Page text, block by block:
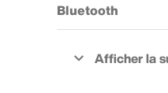
Bluetooth